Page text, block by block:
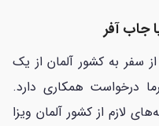
جاب آفر
سفر به کشور آلمان از یک
درخواست همکاری دارد.
لازم از کشور آلمان ویزا